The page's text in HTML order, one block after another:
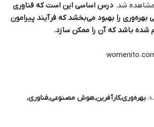
شد. درس اساسی این است که فناوری
بهره‌وری را بهبود می‌بخشد که فرآیند پیرامون
شده باشد که آن را ممکن سازد.
بهره‌وری کارآفرین هوش مصنوعی فناوری